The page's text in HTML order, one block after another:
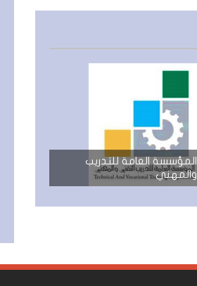
المؤسسة العامة للتدريب
والمهني